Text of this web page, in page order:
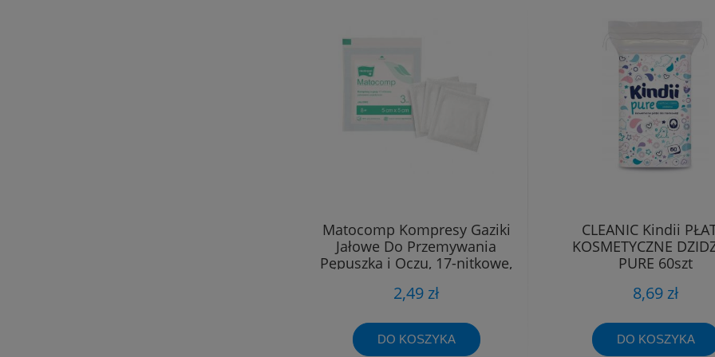
Matocomp Kompresy Gaziki
Jałowe Do Przemywania
Pępuszka i Oczu, 17-nitkowe,
2,49 zł
DO KOSZYKA
CLEANIC Kindii
KOSMETYCZNE
PURE 60szt
8,69 zł
DO KOSZYKA